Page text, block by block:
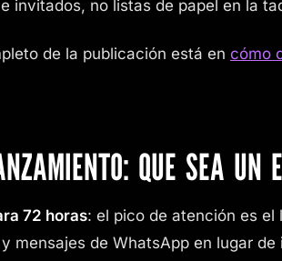
invitados, no listas de papel en la
de la publicación está en cómo
QUE SEA UN
72 horas: el pico de atención es el
mensajes de WhatsApp en lugar de